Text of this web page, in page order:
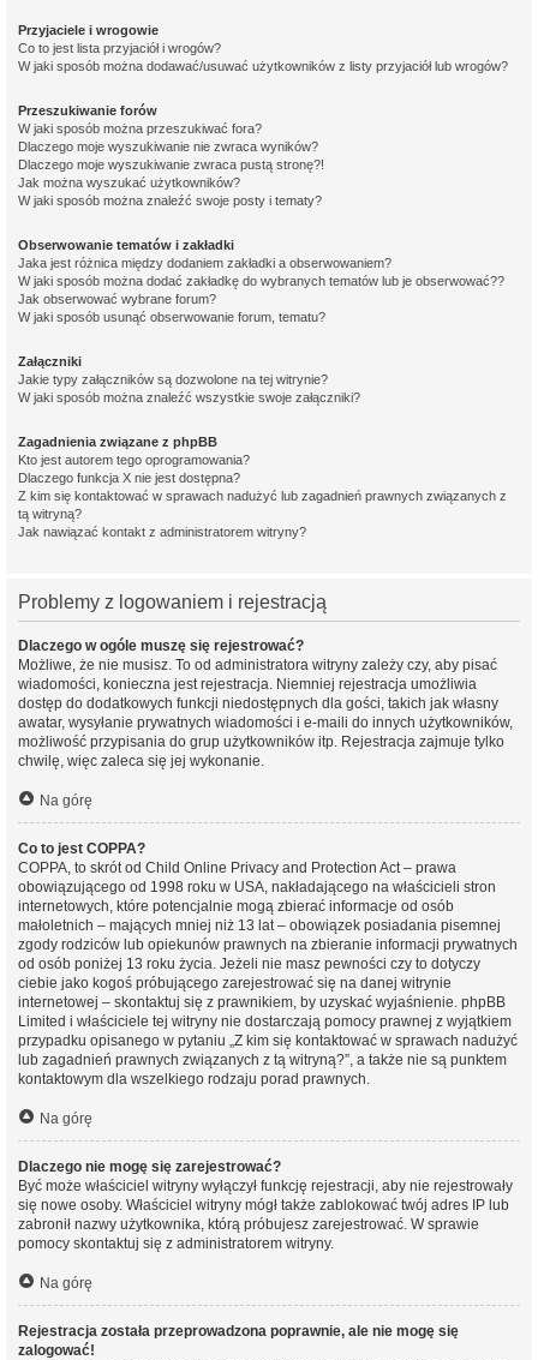
Przyjaciele i wrogowie
Co to jest lista przyjaciół i wrogów?
W jaki sposób można dodawać/usuwać użytkowników z listy przyjaciół lub wrogów?
Przeszukiwanie forów
W jaki sposób można przeszukiwać fora?
Dlaczego moje wyszukiwanie nie zwraca wyników?
Dlaczego moje wyszukiwanie zwraca pustą stronę?!
Jak można wyszukać użytkowników?
W jaki sposób można znaleźć swoje posty i tematy?
Obserwowanie tematów i zakładki
Jaka jest różnica między dodaniem zakładki a obserwowaniem?
W jaki sposób można dodać zakładkę do wybranych tematów lub je obserwować??
Jak obserwować wybrane forum?
W jaki sposób usunąć obserwowanie forum, tematu?
Załączniki
Jakie typy załączników są dozwolone na tej witrynie?
W jaki sposób można znaleźć wszystkie swoje załączniki?
Zagadnienia związane z phpBB
Kto jest autorem tego oprogramowania?
Dlaczego funkcja X nie jest dostępna?
Z kim się kontaktować w sprawach nadużyć lub zagadnień prawnych związanych z
tą witryną?
Jak nawiązać kontakt z administratorem witryny?
Problemy z logowaniem i rejestracją
Dlaczego w ogóle muszę się rejestrować?
Możliwe, że nie musisz. To od administratora witryny zależy czy, aby pisać
wiadomości, konieczna jest rejestracja. Niemniej rejestracja umożliwia
dostęp do dodatkowych funkcji niedostępnych dla gości, takich jak własny
awatar, wysyłanie prywatnych wiadomości i e-maili do innych użytkowników,
możliwość przypisania do grup użytkowników itp. Rejestracja zajmuje tylko
chwilę, więc zaleca się jej wykonanie.
Na górę
Co to jest COPPA?
COPPA, to skrót od Child Online Privacy and Protection Act – prawa
obowiązującego od 1998 roku w USA, nakładającego na właścicieli stron
internetowych, które potencjalnie mogą zbierać informacje od osób
małoletnich – mających mniej niż 13 lat – obowiązek posiadania pisemnej
zgody rodziców lub opiekunów prawnych na zbieranie informacji prywatnych
od osób poniżej 13 roku życia. Jeżeli nie masz pewności czy to dotyczy
ciebie jako kogoś próbującego zarejestrować się na danej witrynie
internetowej – skontaktuj się z prawnikiem, by uzyskać wyjaśnienie. phpBB
Limited i właściciele tej witryny nie dostarczają pomocy prawnej z wyjątkiem
przypadku opisanego w pytaniu „Z kim się kontaktować w sprawach nadużyć
lub zagadnień prawnych związanych z tą witryną?”, a także nie są punktem
kontaktowym dla wszelkiego rodzaju porad prawnych.
Na górę
Dlaczego nie mogę się zarejestrować?
Być może właściciel witryny wyłączył funkcję rejestracji, aby nie rejestrowały
się nowe osoby. Właściciel witryny mógł także zablokować twój adres IP lub
zabronił nazwy użytkownika, którą próbujesz zarejestrować. W sprawie
pomocy skontaktuj się z administratorem witryny.
Na górę
Rejestracja została przeprowadzona poprawnie, ale nie mogę się
zalogować!